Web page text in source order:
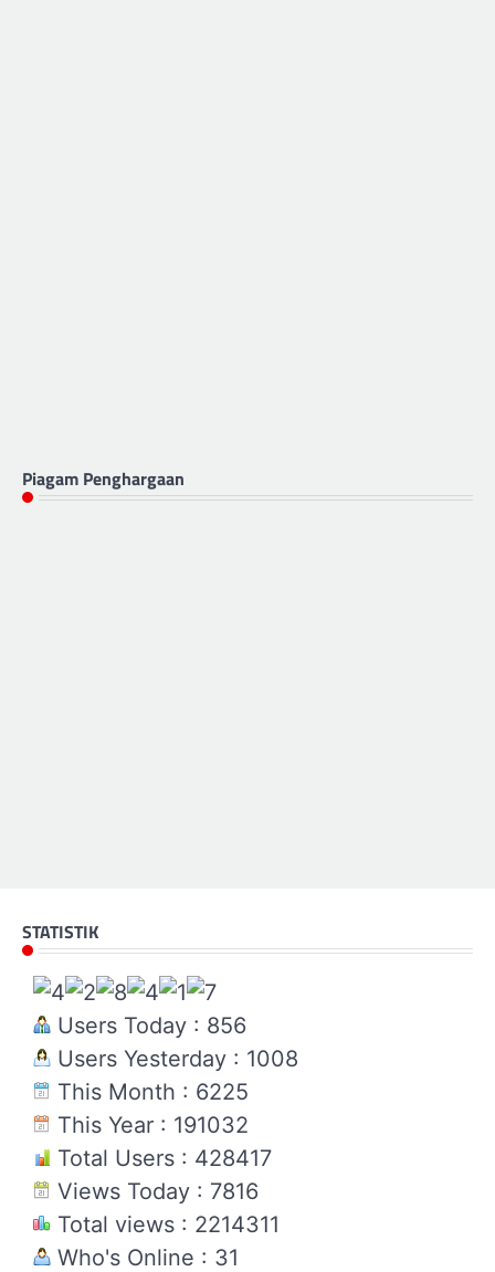
Piagam Penghargaan
STATISTIK
Users Today : 856
Users Yesterday : 1008
This Month : 6225
This Year : 191032
Total Users : 428417
Views Today : 7816
Total views : 2214311
Who's Online : 31